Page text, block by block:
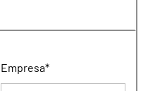
Empresa*